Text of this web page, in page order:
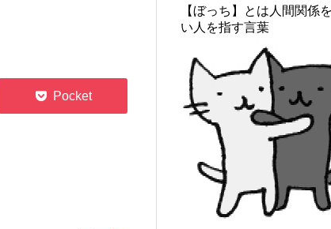
【ぼっち】とは人間関係
い人を指す言葉